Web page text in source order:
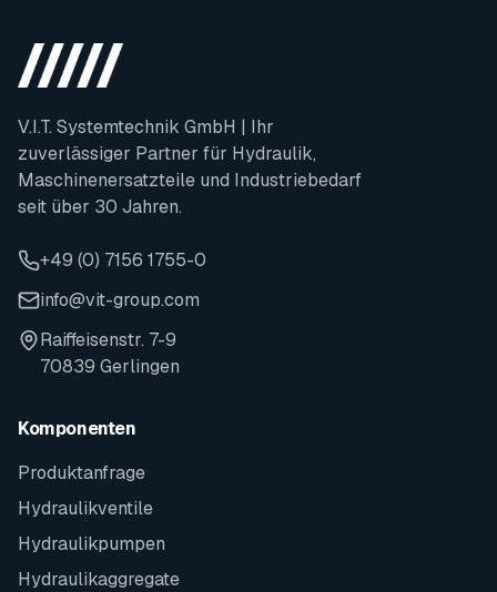
V.I.T. Systemtechnik GmbH | Ihr
zuverlässiger Partner für Hydraulik,
Maschinenersatzteile und Industriebedarf
seit über 30 Jahren.
+49 (0) 7156 1755-0
info@vit-group.com
Raiffeisenstr. 7-9
70839 Gerlingen
Komponenten
Produktanfrage
Hydraulikventile
Hydraulikpumpen
Hydraulikaggregate